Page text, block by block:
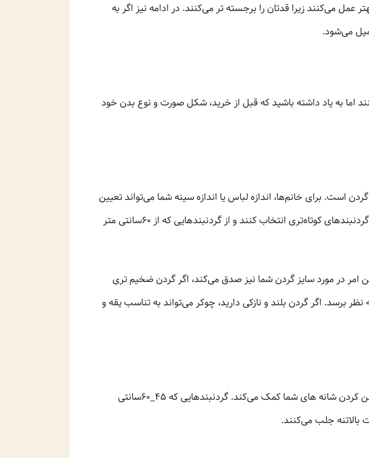
عمل می‌کنند زیرا قدتان را برجسته تر می‌کنند. در ادامه نیز اگر به
می‌شود.
اما به یاد داشته باشید که قبل از خرید، شکل صورت و نوع بدن خود
است. برای خانم‌ها، اندازه لباس یا اندازه سینه شما می‌تواند تعیین
کند که گردنبند چگونه روی بدن قرار می‌گیرد. خانم‌هایی که سینه‌های بزرگ‌تری دارند معمولاً باید گردنبندهای کوتاه‌تری انتخاب کنند و از گردنبندهایی که از 60سانتی متر
امر در مورد سایز گردن شما نیز صدق می‌کند، اگر گردن ضخیم تری
برسد. اگر گردن بلند و نازکی دارید، چوکر می‌تواند به تناسب یقه و
از آنجایی که بدن شما در قسمت بالا کوچکتر از پایین است، به دنبال گردنبندهایی باشید که به پهن کردن شانه های شما کمک می‌کند. گردنبندهایی که 45_60سانتی
بالاتنه جلب می‌کنند.